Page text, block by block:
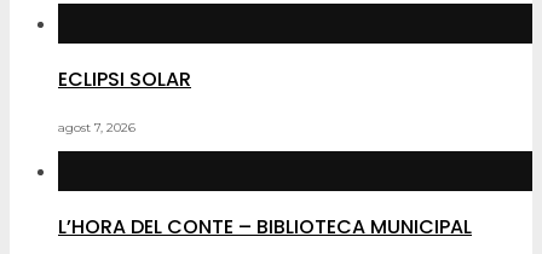
ECLIPSI SOLAR
agost 7, 2026
L’HORA DEL CONTE – BIBLIOTECA MUNICIPAL